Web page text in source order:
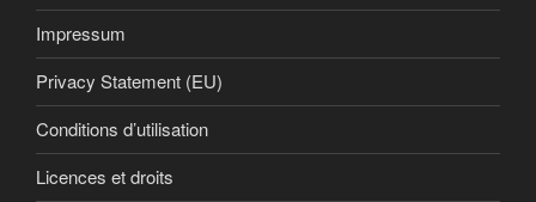
Impressum
Privacy Statement (EU)
Conditions d’utilisation
Licences et droits